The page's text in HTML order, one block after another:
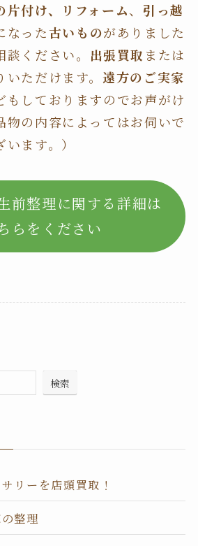
片付け、リフォーム、 引っ越
なった古いものがありました
ください。 出張買取 または
いただけます。 遠方のご実家
もしておりますのでお声がけ
物の内容によってはお伺いで
ます。）
前整理に関する詳細は
らをください
検索
リーを店頭買取！
整理